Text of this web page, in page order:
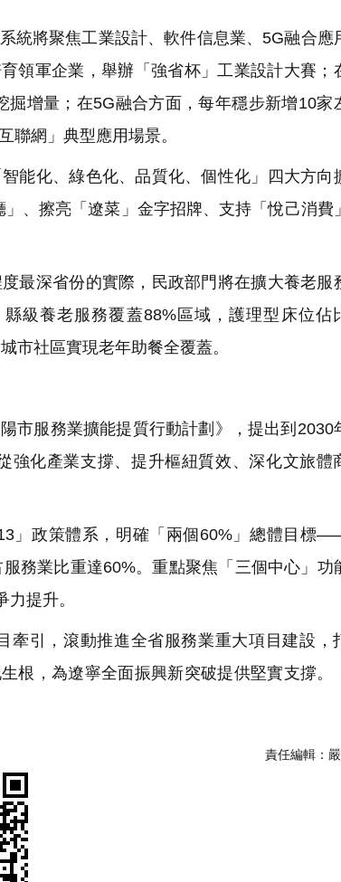
將聚焦工業設計、軟件信息業、5G融合應
領軍企業，舉辦「強省杯」工業設計大賽；
增量；在5G融合方面，每年穩步新增10家
聯網」典型應用場景。
能化、綠色化、品質化、個性化」四大方向
、擦亮「遼菜」金字招牌、支持「悅己消費
最深省份的實際，民政部門將在擴大養老服
級養老服務覆蓋88%區域，護理型床位佔
市社區實現老年助餐全覆蓋。
市服務業擴能提質行動計劃》，提出到2030
強化產業支撐、提升樞紐質效、深化文旅體
」政策體系，明確「兩個60%」總體目標
務業比重達60%。重點聚焦「三個中心」功
提升。
引，滾動推進全省服務業重大項目建設，
根，為遼寧全面振興新突破提供堅實支撐。
責任編輯：